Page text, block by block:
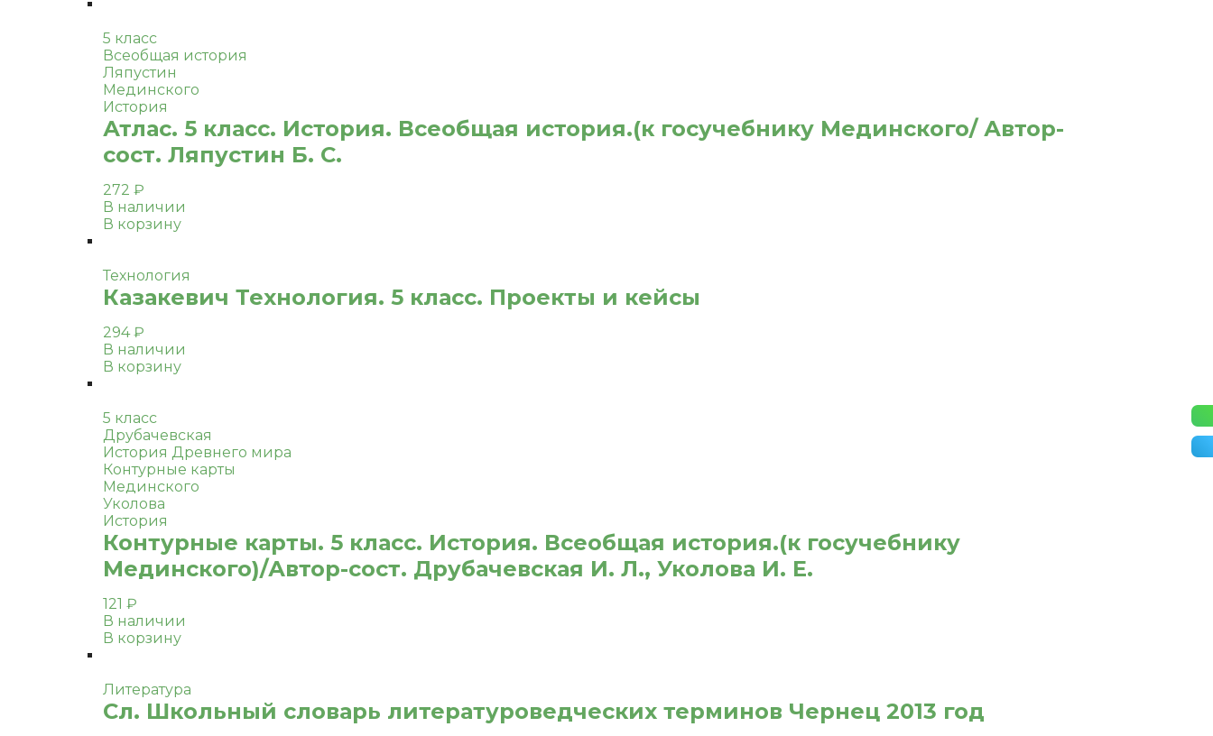
5 класс
Всеобщая история
Ляпустин
Мединского
История
Атлас. 5 класс. История. Всеобщая история.(к госучебнику Мединского/ Автор-
сост. Ляпустин Б. С.
272 ₽
В наличии
В корзину
Технология
Казакевич Технология. 5 класс. Проекты и кейсы
294₽
В наличии
В корзину
5 класс
Друбачевская
История Древнего мира
Контурные карты
Мединского
Уколова
История
Контурные карты. 5 класс. История. Всеобщая история.(к госучебнику
Мединского)/Автор-сост. Друбачевская И. Л., Уколова И. Е.
121 ₽
В наличии
В корзину
Литература
Сл. Школьный словарь литературоведческих терминов Чернец 2013 год